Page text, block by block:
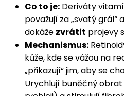
Co to je: Deriváty
považují za „svatý grál“
dokáže zvrátit projevy
Mechanismus:
kůže, kde se vážou na
„přikazují“ jim, aby se
Urychlují buněčný